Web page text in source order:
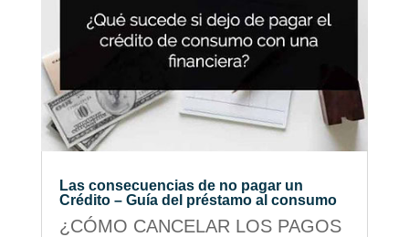
Las consecuencias de no pagar un
Crédito – Guía del préstamo al consumo
¿CÓMO CANCELAR LOS PAGOS